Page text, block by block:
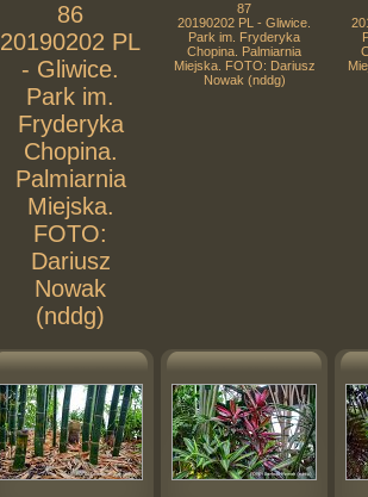
86
20190202 PL
- Gliwice.
Park im.
Fryderyka
Chopina.
Palmiarnia
Miejska.
FOTO:
Dariusz
Nowak
(nddg)
87
20190202 PL - Gliwice.
Park im. Fryderyka
Chopina. Palmiarnia
Miejska. FOTO: Dariusz
Nowak (nddg)